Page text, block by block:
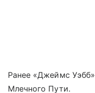
Ранее «Джеймс Уэбб»
Млечного Пути.